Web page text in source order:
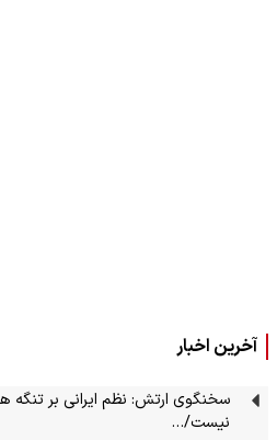
آخرین اخبار
سخنگوی ارتش: نظم ایرانی بر تنگه
نیست/…